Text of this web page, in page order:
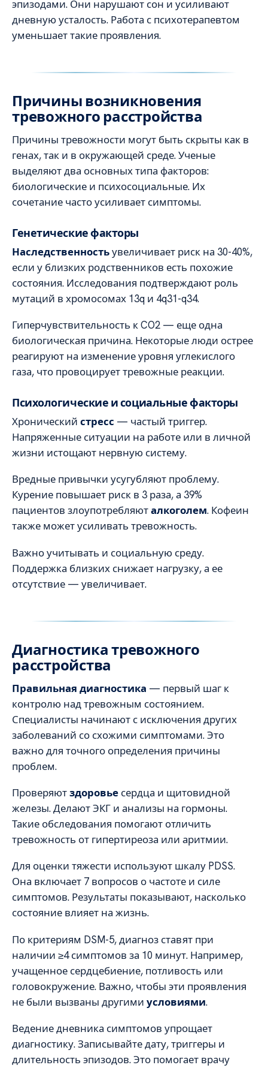
эпизодами. Они нарушают сон и усиливают
дневную усталость. Работа с психотерапевтом
уменьшает такие проявления.
Причины возникновения
тревожного расстройства
Причины тревожности могут быть скрыты как в
генах, так и в окружающей среде. Ученые
выделяют два основных типа факторов:
биологические и психосоциальные. Их
сочетание часто усиливает симптомы.
Генетические факторы
Наследственностьувеличивает риск на 30-40%,
если у близких родственников есть похожие
состояния. Исследования подтверждают роль
мутаций в хромосомах 13q и 4q31-q34.
Гиперчувствительность к CO2 — еще одна
биологическая причина. Некоторые люди острее
реагируют на изменение уровня углекислого
газа, что провоцирует тревожные реакции.
Психологические и социальные факторы
Хронический стресс — частый триггер.
Напряженные ситуации на работе или в личной
жизни истощают нервную систему.
Вредные привычки усугубляют проблему.
Курение повышает риск в 3 раза, а 39%
пациентов злоупотребляюталкоголем. Кофеин
также может усиливать тревожность.
Важно учитывать и социальную среду.
Поддержка близких снижает нагрузку, а ее
отсутствие — увеличивает.
Диагностика тревожного
расстройства
Правильная диагностика — первый шаг к
контролю над тревожным состоянием.
Специалисты начинают с исключения других
заболеваний со схожими симптомами. Это
важно для точного определения причины
проблем.
Проверяютздоровье сердца и щитовидной
железы. Делают ЭКГ и анализы на гормоны.
Такие обследования помогают отличить
тревожность от гипертиреоза или аритмии.
Для оценки тяжести используют шкалу PDSS.
Она включает 7 вопросов о частоте и силе
симптомов. Результаты показывают, насколько
состояние влияет на жизнь.
По критериям DSM-5, диагноз ставят при
наличии ≥4 симптомов за 10 минут. Например,
учащенное сердцебиение, потливость или
головокружение. Важно, чтобы эти проявления
не были вызваны другими условиями.
Ведение дневника симптомов упрощает
диагностику. Записывайте дату, триггеры и
длительность эпизодов. Это помогает врачу